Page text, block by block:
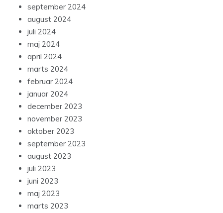
september 2024
august 2024
juli 2024
maj 2024
april 2024
marts 2024
februar 2024
januar 2024
december 2023
november 2023
oktober 2023
september 2023
august 2023
juli 2023
juni 2023
maj 2023
marts 2023